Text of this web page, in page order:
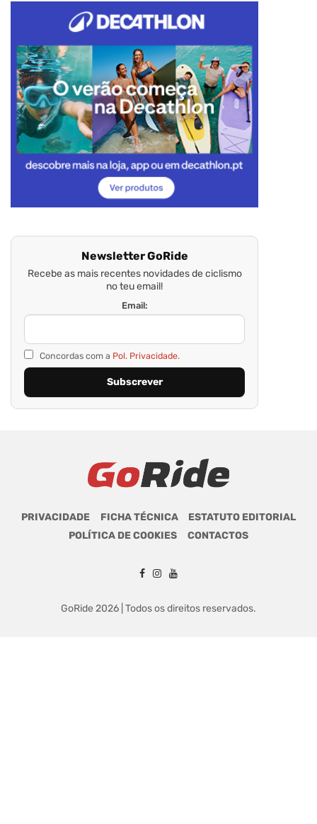
Newsletter GoRide
Recebe as mais recentes novidades de ciclismo
no teu email!
Email:
Concordas com a Pol. Privacidade.
PRIVACIDADE FICHA TÉCNICA
ESTATUTO EDITORIAL
POLÍTICA DE COOKIES
CONTACTOS
GoRide 2026 | Todos os direitos reservados.